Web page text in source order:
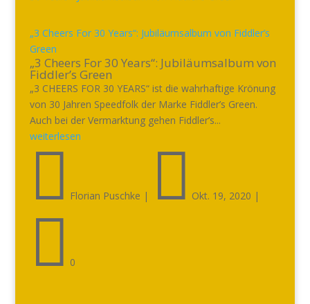
„3 Cheers For 30 Years“: Jubiläumsalbum von Fiddler’s
Green
„3 Cheers For 30 Years“: Jubiläumsalbum von
Fiddler’s Green
„3 CHEERS FOR 30 YEARS“ ist die wahrhaftige Krönung
von 30 Jahren Speedfolk der Marke Fiddler’s Green.
Auch bei der Vermarktung gehen Fiddler’s...
weiterlesen
 Florian Puschke |  Okt. 19, 2020 |
 0